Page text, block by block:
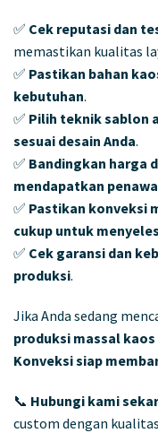
✅ Cek reputasi dan
memastikan kualitas
✅ Pastikan bahan
kebutuhan.
✅ Pilih teknik sablon
sesuai desain Anda.
✅ Bandingkan harga
mendapatkan
✅ Pastikan konveksi
cukup untuk
✅ Cek garansi dan
produksi.
Jika Anda sedang
produksi massal
Konveksi siap
📞 Hubungi kami
custom dengan